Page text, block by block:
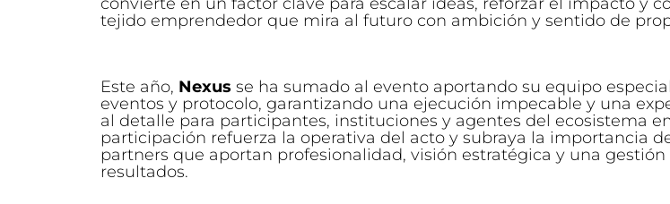
tejido emprendedor que mira al futuro con ambición y sentido de
Este año, Nexus se ha sumado al evento aportando su equipo
eventos y protocolo, garantizando una ejecución impecable y una
al detalle para participantes, instituciones y agentes del ecosistema
participación refuerza la operativa del acto y subraya la importancia
partners que aportan profesionalidad, visión estratégica y una gestión
resultados.